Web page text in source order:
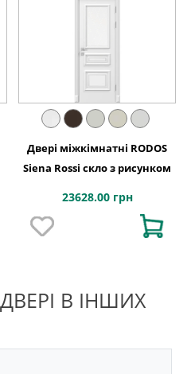
Двері міжкімнатні RODOS
Siena Rossi скло з рисунком
23628.00 грн
В ІНШИХ